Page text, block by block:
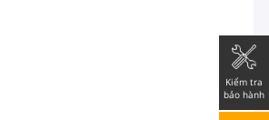
Kiểm tra
bảo hành